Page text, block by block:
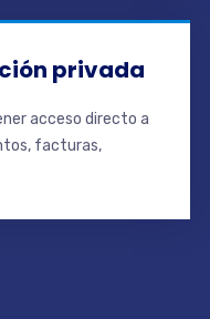
privada
acceso directo a
facturas,